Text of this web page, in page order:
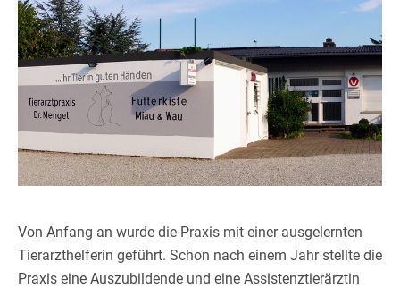
Von Anfang an wurde die Praxis mit einer ausgelernten
Tierarzthelferin geführt. Schon nach einem Jahr stellte die
Praxis eine Auszubildende und eine Assistenztierärztin